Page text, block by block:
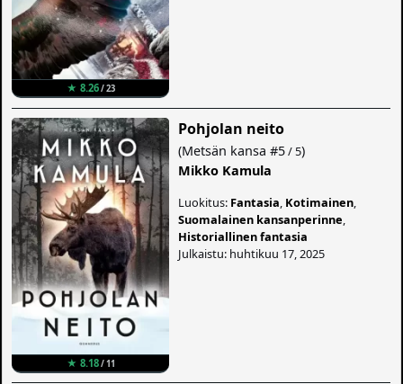
★ 8.26/ 23
★ 8.18/ 11
Pohjolan neito
(Metsän kansa #5/ 5)
Mikko Kamula
Luokitus: Fantasia Kotimainen
Suomalainen kansanperinne
Historiallinen fantasia
Julkaistu: huhtikuu 17, 2025